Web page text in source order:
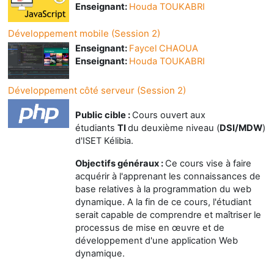
Enseignant: Houda TOUKABRI
Développement mobile (Session 2)
Enseignant: Faycel CHAOUA
Enseignant: Houda TOUKABRI
Développement côté serveur (Session 2)
Public cible : Cours ouvert aux
étudiants TI du deuxième niveau (DSI/MDW)
d'ISET Kélibia.
Objectifs généraux : Ce cours vise à faire
acquérir à l'apprenant les connaissances de
base relatives à la programmation du web
dynamique. A la fin de ce cours, l'étudiant
serait capable de comprendre et maîtriser le
processus de mise en œuvre et de
développement d'une application Web
dynamique.